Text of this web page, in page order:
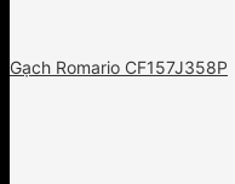
Gạch Romario CF157J358P